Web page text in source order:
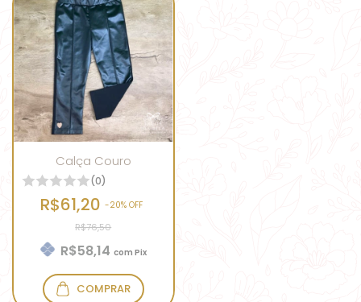
Calça Couro
(0)
R$61,20-20% OFF
R$76,50
R$58,14 com Pix
COMPRAR